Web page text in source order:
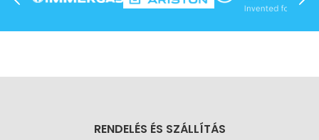
RENDELÉS ÉS SZÁLLÍTÁS